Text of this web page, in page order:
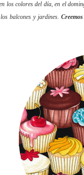
los colores del día, en el
balcones y jardines.